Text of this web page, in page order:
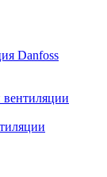
Danfoss